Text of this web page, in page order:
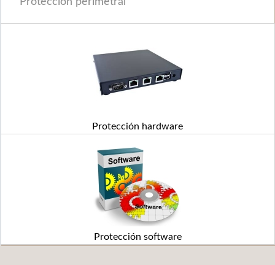
Protección hardware
Protección software